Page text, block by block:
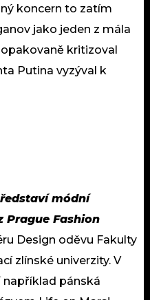
koncern to zatím
jako jeden z mála
kritizoval
Putina vyzýval k
módní
Prague Fashion
Design oděvu Fakulty
zlínské univerzity. V
například pánská